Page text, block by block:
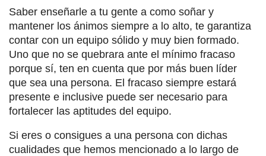
Saber enseñarle a tu gente a como soñar y
mantener los ánimos siempre a lo alto, te garantiza
contar con un equipo sólido y muy bien formado.
Uno que no se quebrara ante el mínimo fracaso
porque sí, ten en cuenta que por más buen líder
que sea una persona. El fracaso siempre estará
presente e inclusive puede ser necesario para
fortalecer las aptitudes del equipo.
Si eres o consigues a una persona con dichas
cualidades que hemos mencionado a lo largo de